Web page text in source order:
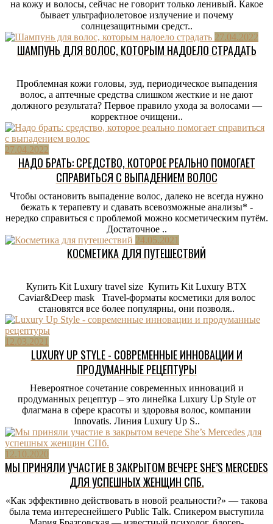
на кожу и волосы, сейчас не говорит только ленивый. Какое
бывает ультрафиолетовое излучение и почему
солнцезащитными средст..
27.04.2022
ШАМПУНЬ ДЛЯ ВОЛОС, КОТОРЫМ НАДОЕЛО СТРАДАТЬ
Проблемная кожи головы, зуд, периодическое выпадения
волос, а аптечные средства слишком жесткие и не дают
должного результата? Первое правило ухода за волосами —
корректное очищени..
27.04.2022
НАДО БРАТЬ: СРЕДСТВО, КОТОРОЕ РЕАЛЬНО ПОМОГАЕТ
СПРАВИТЬСЯ С ВЫПАДЕНИЕМ ВОЛОС
Чтобы остановить выпадение волос, далеко не всегда нужно
бежать к терапевту и сдавать всевозможные анализы* -
нередко справиться с проблемой можно косметическим путём.
Достаточное ..
24.05.2021
КОСМЕТИКА ДЛЯ ПУТЕШЕСТВИЙ
Купить Kit Luxury travel size Купить Kit Luxury BTX
Caviar&Deep mask Travel-форматы косметики для волос
становятся все более популярны, они позволя..
12.03.2021
LUXURY UP STYLE - СОВРЕМЕННЫЕ ИННОВАЦИИ И
ПРОДУМАННЫЕ РЕЦЕПТУРЫ
Невероятное сочетание современных инноваций и
продуманных рецептур – это линейка Luxury Up Style от
флагмана в сфере красоты и здоровья волос, компании
Innovatis. Линия Luxury Up S..
12.10.2020
МЫ ПРИНЯЛИ УЧАСТИЕ В ЗАКРЫТОМ ВЕЧЕРЕ SHE’S MERCEDES
ДЛЯ УСПЕШНЫХ ЖЕНЩИН СПБ.
«Как эффективно действовать в новой реальности?» — такова
была тема интереснейшего Public Talk. Спикером выступила